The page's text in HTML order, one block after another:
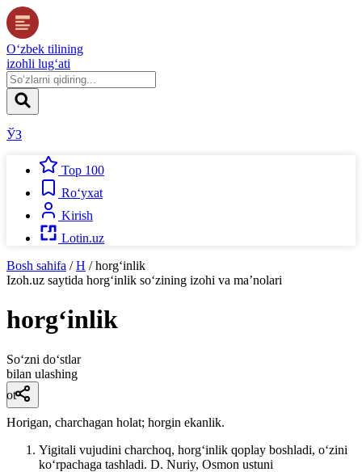
O‘zbek tilining
izohli lug‘ati
ЎЗ
Top 100
Ro‘yxat
Kirish
Lotin.uz
Bosh sahifa / H / horg‘inlik
Izoh.uz saytida horg‘inlik so‘zining izohi va ma’nolari
horg‘inlik
So‘zni do‘stlar
bilan ulashing
ot
Horigan, charchagan holat; horgin ekanlik.
Yigitali vujudini charchoq, horgʻinlik qoplay boshladi, oʻzini
koʻrpachaga tashladi. D. Nuriy, Osmon ustuni